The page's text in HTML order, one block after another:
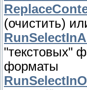
(очистить)
"текстовых"
форматы